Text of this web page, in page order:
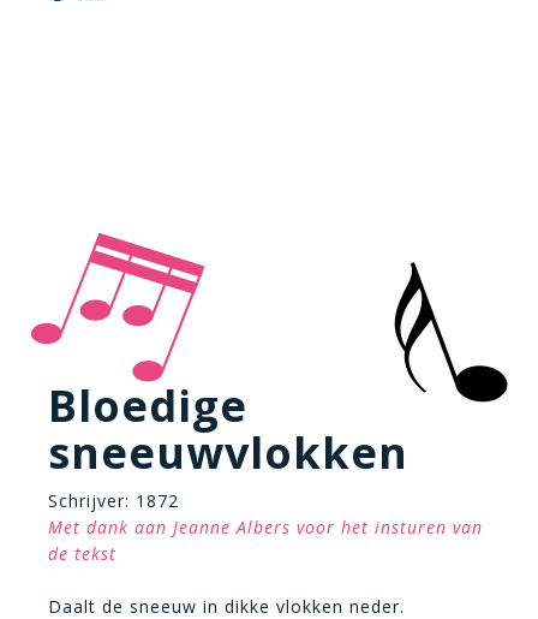
Bloedige
sneeuwvlokken
Schrijver: 1872
Met dank aan Jeanne Albers voor het insturen van
de tekst
Daalt de sneeuw in dikke vlokken neder.